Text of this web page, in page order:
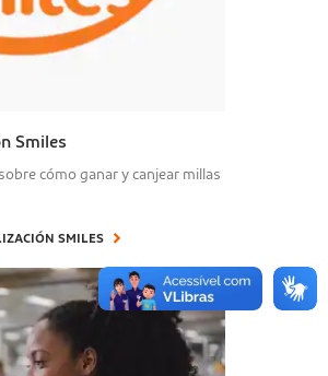
Smiles
cómo ganar y canjear millas
SMILES